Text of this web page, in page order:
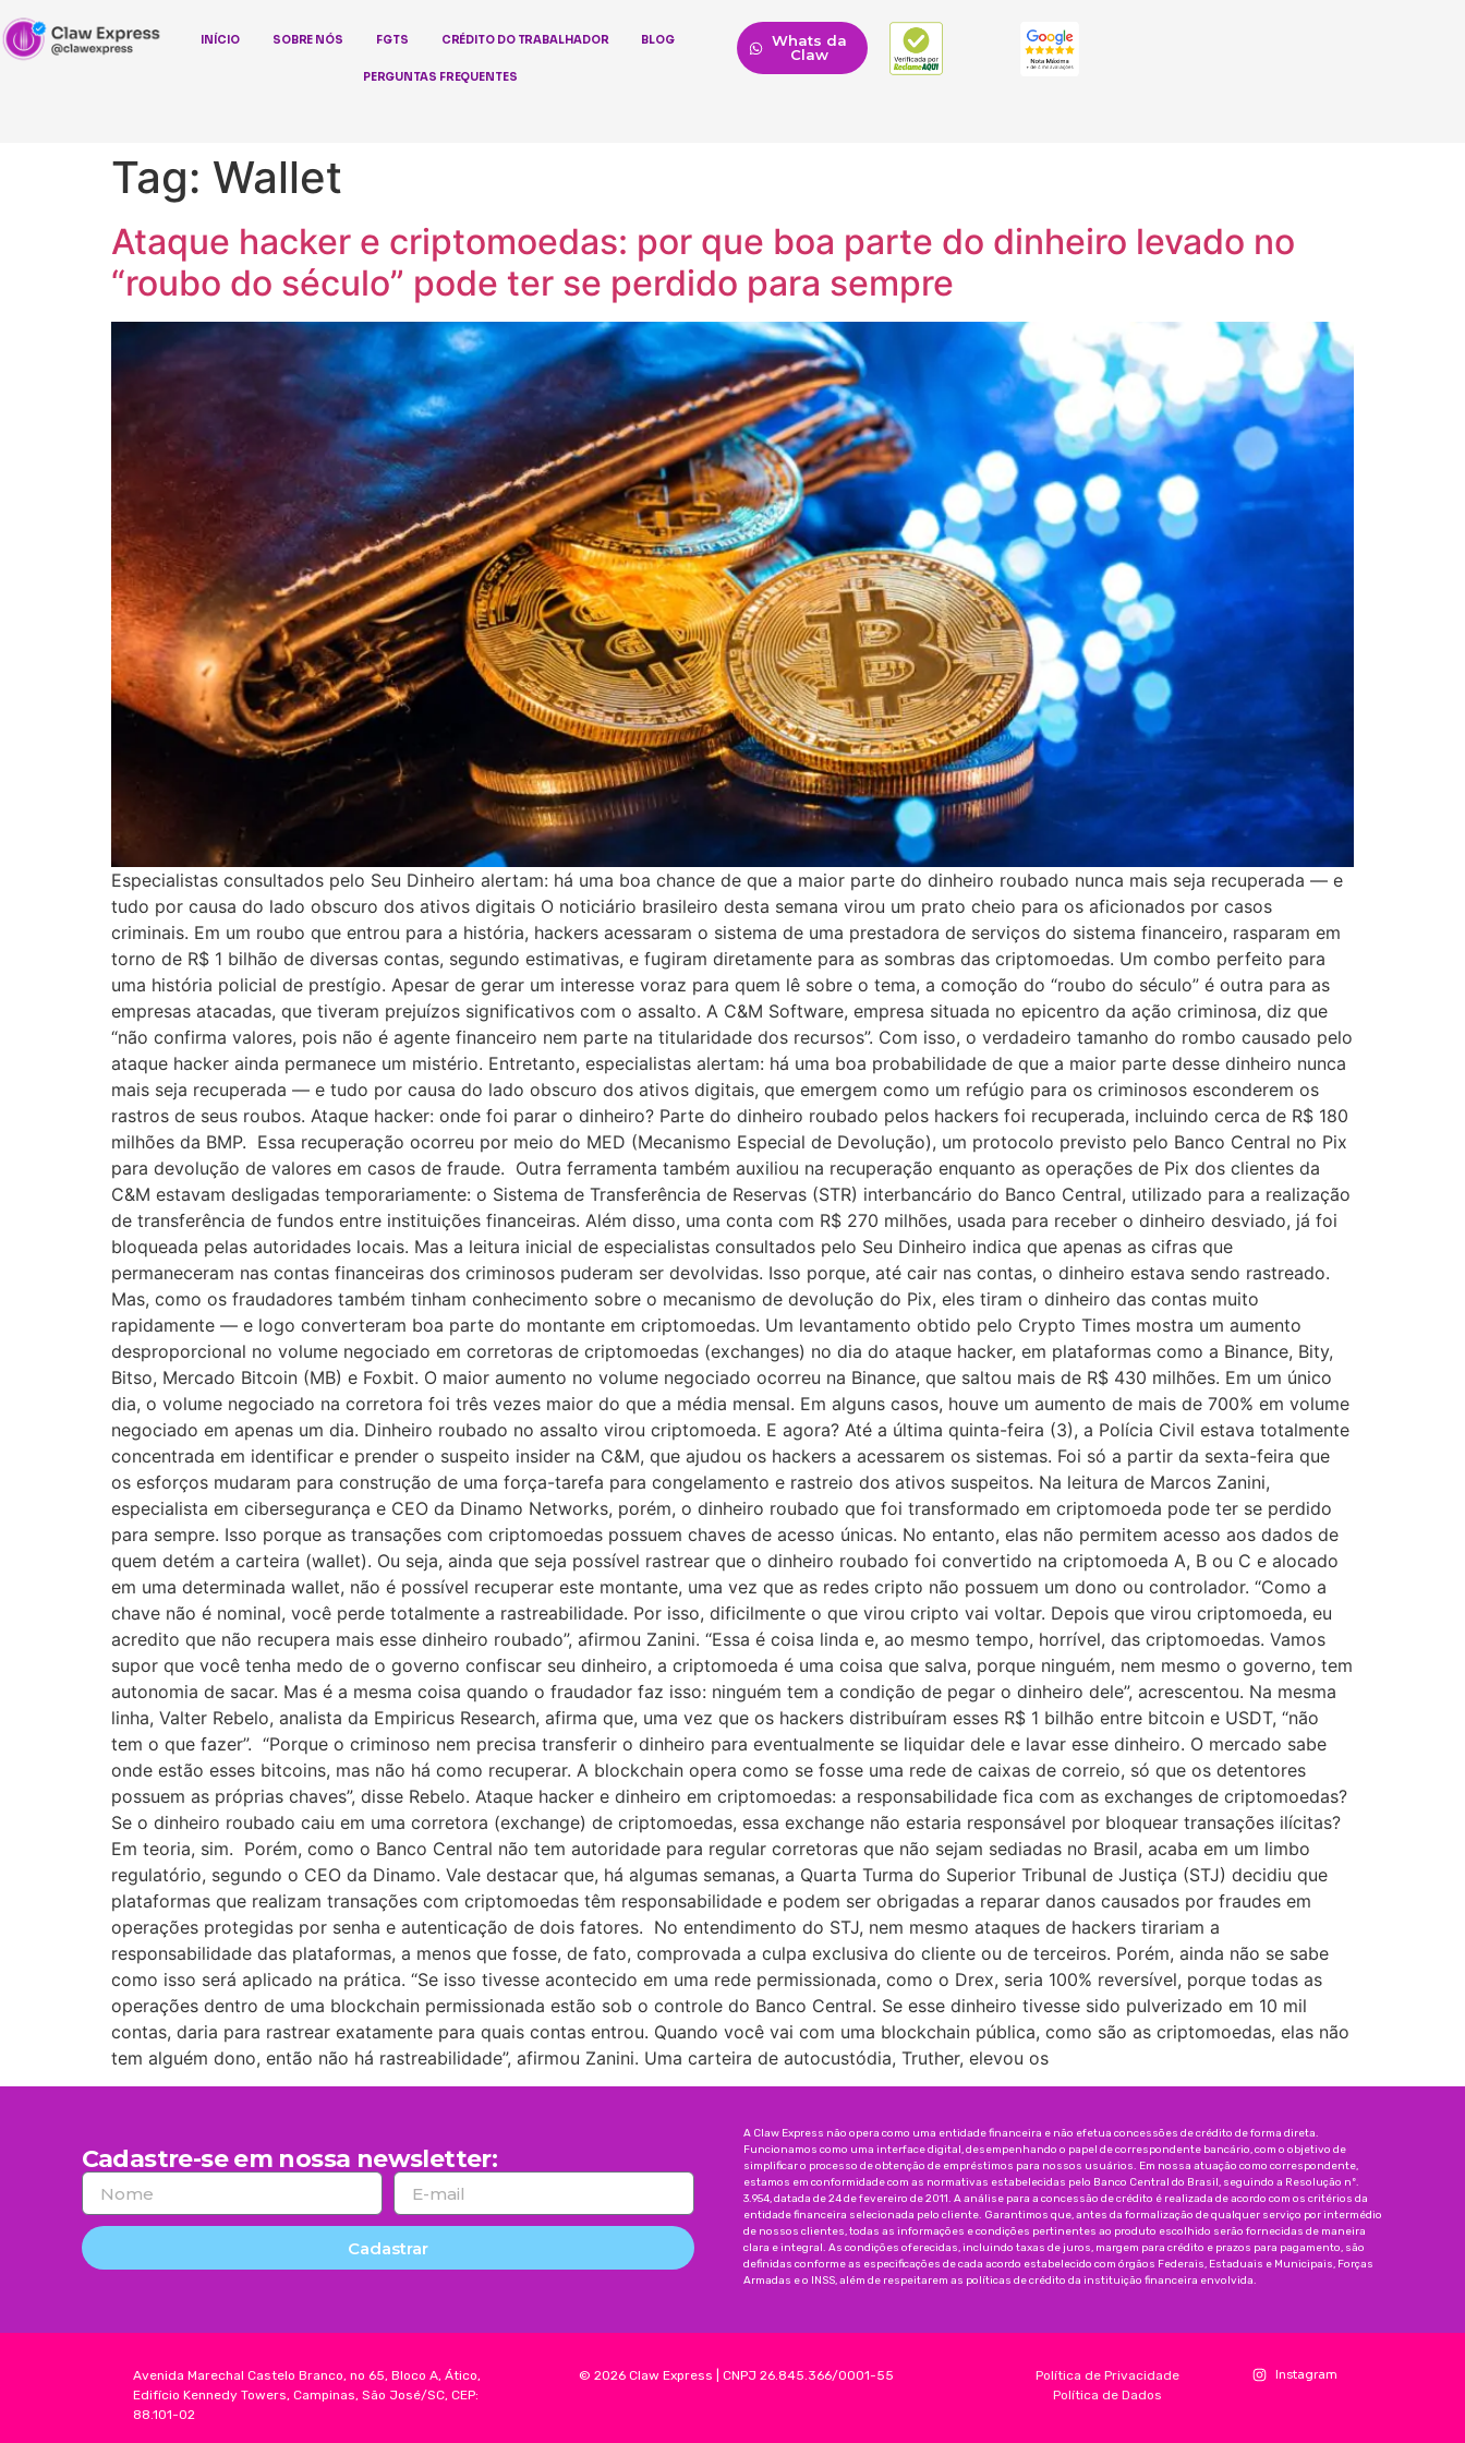
INÍCIO SOBRE NÓS FGTS CRÉDITO DO TRABALHADOR BLOG
PERGUNTAS FREQUENTES
Whats da
Claw
Tag: Wallet
Ataque hacker e criptomoedas: por que boa parte do dinheiro levado no
“roubo do século” pode ter se perdido para sempre
Especialistas consultados pelo Seu Dinheiro alertam: há uma boa chance de que a maior parte do dinheiro roubado nunca mais seja recuperada — e
tudo por causa do lado obscuro dos ativos digitais O noticiário brasileiro desta semana virou um prato cheio para os aficionados por casos
criminais. Em um roubo que entrou para a história, hackers acessaram o sistema de uma prestadora de serviços do sistema financeiro, rasparam em
torno de R$ 1 bilhão de diversas contas, segundo estimativas, e fugiram diretamente para as sombras das criptomoedas. Um combo perfeito para
uma história policial de prestígio. Apesar de gerar um interesse voraz para quem lê sobre o tema, a comoção do “roubo do século” é outra para as
empresas atacadas, que tiveram prejuízos significativos com o assalto. A C&M Software, empresa situada no epicentro da ação criminosa, diz que
“não confirma valores, pois não é agente financeiro nem parte na titularidade dos recursos”. Com isso, o verdadeiro tamanho do rombo causado pelo
ataque hacker ainda permanece um mistério. Entretanto, especialistas alertam: há uma boa probabilidade de que a maior parte desse dinheiro nunca
mais seja recuperada — e tudo por causa do lado obscuro dos ativos digitais, que emergem como um refúgio para os criminosos esconderem os
rastros de seus roubos. Ataque hacker: onde foi parar o dinheiro? Parte do dinheiro roubado pelos hackers foi recuperada, incluindo cerca de R$ 180
milhões da BMP. Essa recuperação ocorreu por meio do MED (Mecanismo Especial de Devolução), um protocolo previsto pelo Banco Central no Pix
para devolução de valores em casos de fraude. Outra ferramenta também auxiliou na recuperação enquanto as operações de Pix dos clientes da
C&M estavam desligadas temporariamente: o Sistema de Transferência de Reservas (STR) interbancário do Banco Central, utilizado para a realização
de transferência de fundos entre instituições financeiras. Além disso, uma conta com R$ 270 milhões, usada para receber o dinheiro desviado, já foi
bloqueada pelas autoridades locais. Mas a leitura inicial de especialistas consultados pelo Seu Dinheiro indica que apenas as cifras que
permaneceram nas contas financeiras dos criminosos puderam ser devolvidas. Isso porque, até cair nas contas, o dinheiro estava sendo rastreado.
Mas, como os fraudadores também tinham conhecimento sobre o mecanismo de devolução do Pix, eles tiram o dinheiro das contas muito
rapidamente — e logo converteram boa parte do montante em criptomoedas. Um levantamento obtido pelo Crypto Times mostra um aumento
desproporcional no volume negociado em corretoras de criptomoedas (exchanges) no dia do ataque hacker, em plataformas como a Binance, Bity,
Bitso, Mercado Bitcoin (MB) e Foxbit. O maior aumento no volume negociado ocorreu na Binance, que saltou mais de R$ 430 milhões. Em um único
dia, o volume negociado na corretora foi três vezes maior do que a média mensal. Em alguns casos, houve um aumento de mais de 700% em volume
negociado em apenas um dia. Dinheiro roubado no assalto virou criptomoeda. E agora? Até a última quinta-feira (3), a Polícia Civil estava totalmente
concentrada em identificar e prender o suspeito insider na C&M, que ajudou os hackers a acessarem os sistemas. Foi só a partir da sexta-feira que
os esforços mudaram para construção de uma força-tarefa para congelamento e rastreio dos ativos suspeitos. Na leitura de Marcos Zanini,
especialista em cibersegurança e CEO da Dinamo Networks, porém, o dinheiro roubado que foi transformado em criptomoeda pode ter se perdido
para sempre. Isso porque as transações com criptomoedas possuem chaves de acesso únicas. No entanto, elas não permitem acesso aos dados de
quem detém a carteira (wallet). Ou seja, ainda que seja possível rastrear que o dinheiro roubado foi convertido na criptomoeda A, B ou C e alocado
em uma determinada wallet, não é possível recuperar este montante, uma vez que as redes cripto não possuem um dono ou controlador. “Como a
chave não é nominal, você perde totalmente a rastreabilidade. Por isso, dificilmente o que virou cripto vai voltar. Depois que virou criptomoeda, eu
acredito que não recupera mais esse dinheiro roubado”, afirmou Zanini. “Essa é coisa linda e, ao mesmo tempo, horrível, das criptomoedas. Vamos
supor que você tenha medo de o governo confiscar seu dinheiro, a criptomoeda é uma coisa que salva, porque ninguém, nem mesmo o governo, tem
autonomia de sacar. Mas é a mesma coisa quando o fraudador faz isso: ninguém tem a condição de pegar o dinheiro dele”, acrescentou. Na mesma
linha, Valter Rebelo, analista da Empiricus Research, afirma que, uma vez que os hackers distribuíram esses R$ 1 bilhão entre bitcoin e USDT, “não
tem o que fazer”. “Porque o criminoso nem precisa transferir o dinheiro para eventualmente se liquidar dele e lavar esse dinheiro. O mercado sabe
onde estão esses bitcoins, mas não há como recuperar. A blockchain opera como se fosse uma rede de caixas de correio, só que os detentores
possuem as próprias chaves”, disse Rebelo. Ataque hacker e dinheiro em criptomoedas: a responsabilidade fica com as exchanges de criptomoedas?
Se o dinheiro roubado caiu em uma corretora (exchange) de criptomoedas, essa exchange não estaria responsável por bloquear transações ilícitas?
Em teoria, sim. Porém, como o Banco Central não tem autoridade para regular corretoras que não sejam sediadas no Brasil, acaba em um limbo
regulatório, segundo o CEO da Dinamo. Vale destacar que, há algumas semanas, a Quarta Turma do Superior Tribunal de Justiça (STJ) decidiu que
plataformas que realizam transações com criptomoedas têm responsabilidade e podem ser obrigadas a reparar danos causados por fraudes em
operações protegidas por senha e autenticação de dois fatores. No entendimento do STJ, nem mesmo ataques de hackers tirariam a
responsabilidade das plataformas, a menos que fosse, de fato, comprovada a culpa exclusiva do cliente ou de terceiros. Porém, ainda não se sabe
como isso será aplicado na prática. “Se isso tivesse acontecido em uma rede permissionada, como o Drex, seria 100% reversível, porque todas as
operações dentro de uma blockchain permissionada estão sob o controle do Banco Central. Se esse dinheiro tivesse sido pulverizado em 10 mil
contas, daria para rastrear exatamente para quais contas entrou. Quando você vai com uma blockchain pública, como são as criptomoedas, elas não
tem alguém dono, então não há rastreabilidade”, afirmou Zanini. Uma carteira de autocustódia, Truther, elevou os
Cadastre-se em nossa newsletter:
Cadastrar
A Claw Express não opera como uma entidade financeira e não efetua concessões de crédito de forma direta.
Funcionamos como uma interface digital, desempenhando o papel de correspondente bancário, com o objetivo de
simplificar o processo de obtenção de empréstimos para nossos usuários. Em nossa atuação como correspondente,
estamos em conformidade com as normativas estabelecidas pelo Banco Central do Brasil, seguindo a Resolução nº.
3.954, datada de 24 de fevereiro de 2011. A análise para a concessão de crédito é realizada de acordo com os critérios da
entidade financeira selecionada pelo cliente. Garantimos que, antes da formalização de qualquer serviço por intermédio
de nossos clientes, todas as informações e condições pertinentes ao produto escolhido serão fornecidas de maneira
clara e integral. As condições oferecidas, incluindo taxas de juros, margem para crédito e prazos para pagamento, são
definidas conforme as especificações de cada acordo estabelecido com órgãos Federais, Estaduais e Municipais, Forças
Armadas e o INSS, além de respeitarem as políticas de crédito da instituição financeira envolvida.
Avenida Marechal Castelo Branco, no 65, Bloco A, Ático,
Edifício Kennedy Towers, Campinas, São José/SC, CEP:
88.101-02
©2026 Claw Express |CNPJ 26.845.366/0001-55
Política de Privacidade
Política de Dados
Instagram